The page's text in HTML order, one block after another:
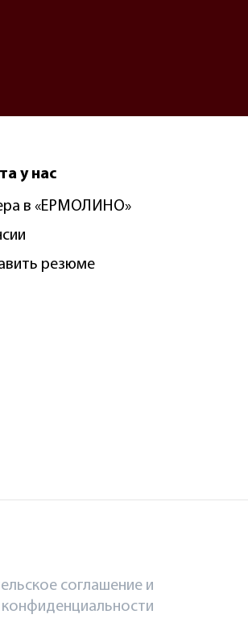
у нас
в «ЕРМОЛИНО»
резюме
соглашение и
конфиденциальности